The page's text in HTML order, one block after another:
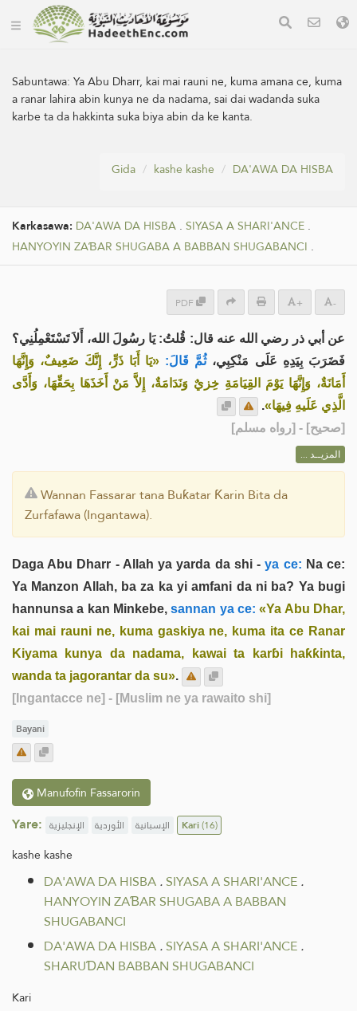
Sabuntawa:Ya Abu Dharr, kai mai rauni ne, kuma amana ce, kuma
a ranar lahira abin kunya ne da nadama, sai dai wadanda suka
karbe ta da hakkinta suka biya abin da ke kanta.
Gida kashe kashe DA'AWA DA HISBA
Karkasawa: DA'AWA DA HISBA . SIYASA A SHARI'ANCE .
HANYOYIN ZAƁAR SHUGABA A BABBAN SHUGABANCI .
PDF + -
عن أبي ذر رضي الله عنه قال: قُلتُ: يَا رسُولَ الله، أَلاَ تَسْتَعْمِلُنِي؟
فَضَرَبَ بِيَدِهِ عَلَى مَنْكِبِي، ثُمَّ قَالَ: «يَا أَبَا ذَرٍّ، إِنَّكَ ضَعِيفٌ، وَإِنَّهَا
أَمَانَةٌ، وَإِنَّهَا يَوْمَ القِيَامَةِ خِزيٌ وَنَدَامَةٌ، إِلاَّ مَنْ أَخَذَهَا بِحَقِّهَا، وَأَدَّى
الَّذِي عَلَيهِ فِيهَا».
[صحيح] - [رواه مسلم]
المزيــد ...
Wannan Fassarar tana Buƙatar Ƙarin Bita da
Zurfafawa (Ingantawa).
Daga Abu Dharr - Allah ya yarda da shi - ya ce: Na ce:
Ya Manzon Allah, ba za ka yi amfani da ni ba? Ya bugi
hannunsa a kan Minkebe, sannan ya ce: «Ya Abu Dhar,
kai mai rauni ne, kuma gaskiya ne, kuma ita ce Ranar
Kiyama kunya da nadama, kawai ta karɓi haƙƙinta,
wanda ta jagorantar da su».
[Ingantacce ne] - [Muslim ne ya rawaito shi]
Bayani
Manufofin Fassarorin
Yare: الإنجليزية الأوردية الإسبانية Kari(16)
kashe kashe
DA'AWA DA HISBA.SIYASA A SHARI'ANCE.
HANYOYIN ZAƁAR SHUGABA A BABBAN
SHUGABANCI
DA'AWA DA HISBA.SIYASA A SHARI'ANCE.
SHARUƊAN BABBAN SHUGABANCI
Kari